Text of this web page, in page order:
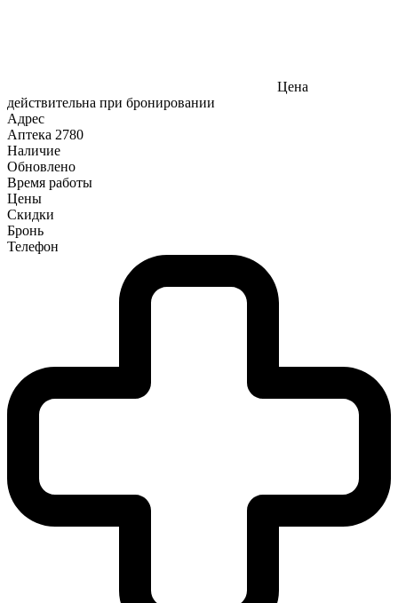
Цена
действительна при бронировании
Адрес
Аптека 2780
Наличие
Обновлено
Время работы
Цены
Скидки
Бронь
Телефон